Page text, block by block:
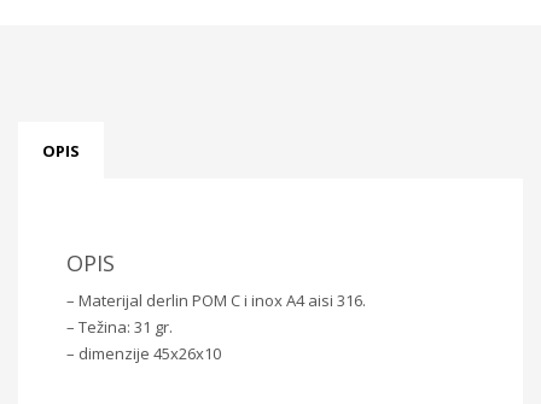
OPIS
OPIS
– Materijal derlin POM C i inox A4 aisi 316.
– Težina: 31 gr.
– dimenzije 45x26x10